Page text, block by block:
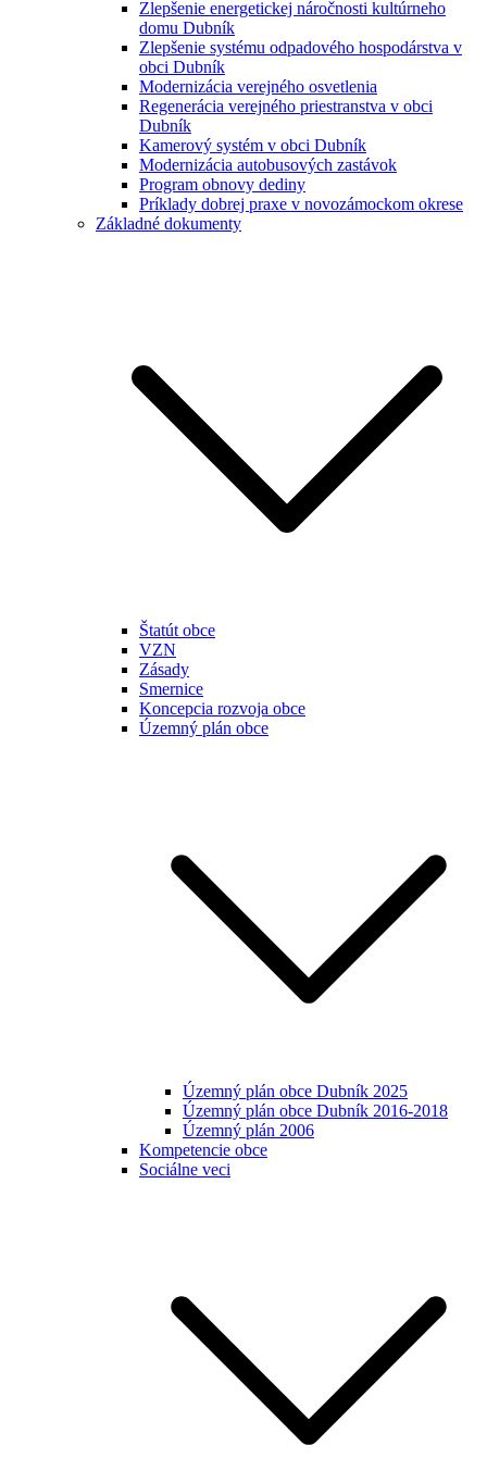
Zlepšenie energetickej náročnosti kultúrneho
domu Dubník
Zlepšenie systému odpadového hospodárstva v
obci Dubník
Modernizácia verejného osvetlenia
Regenerácia verejného priestranstva v obci
Dubník
Kamerový systém v obci Dubník
Modernizácia autobusových zastávok
Program obnovy dediny
Príklady dobrej praxe v novozámockom okrese
Základné dokumenty
Štatút obce
VZN
Zásady
Smernice
Koncepcia rozvoja obce
Územný plán obce
Územný plán obce Dubník 2025
Územný plán obce Dubník 2016-2018
Územný plán 2006
Kompetencie obce
Sociálne veci